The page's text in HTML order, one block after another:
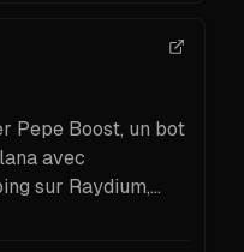
Pepe Boost, un bot
avec
sur Raydium,